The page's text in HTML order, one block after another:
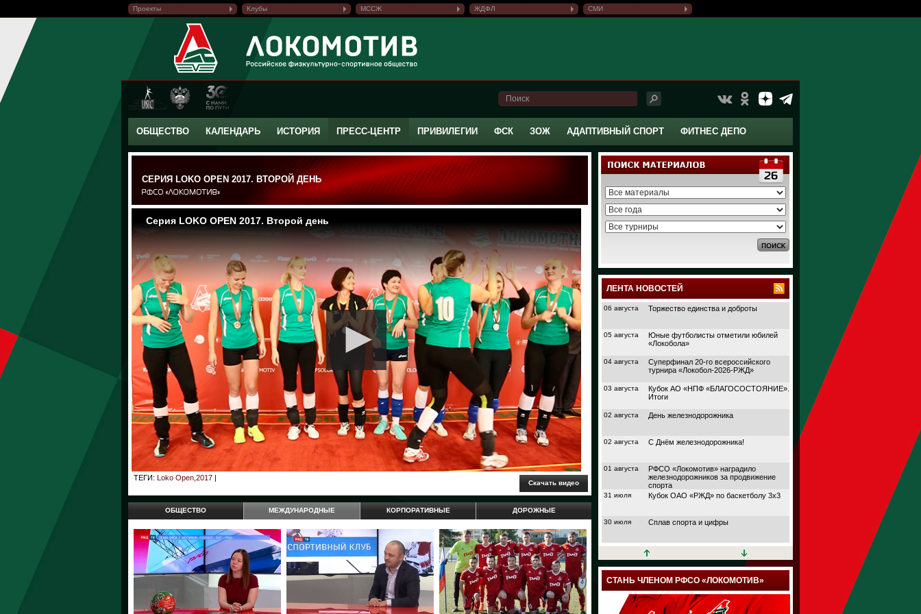
Проекты Клубы МССЖ ЖДФЛ СМИ
ОБЩЕСТВО КАЛЕНДАРЬ ИСТОРИЯ ПРЕСС-ЦЕНТР ПРИВИЛЕГИИ ФСК ЗОЖ АДАПТИВНЫЙ СПОРТ ФИТНЕС ДЕПО
СЕРИЯ LOKO OPEN 2017. ВТОРОЙ ДЕНЬ
ТЕГИ: Loko Open,2017 |
ОБЩЕСТВО МЕЖДУНАРОДНЫЕ КОРПОРАТИВНЫЕ ДОРОЖНЫЕ
ЛЕНТА НОВОСТЕЙ
06 августа Торжество единства и доброты
05 августа
Юные футболисты отметили юбилей
«Локобола»
04 августа
Суперфинал 20-го всероссийского
турнира «Локобол-2026-РЖД»
03 августа
Кубок АО «НПФ «БЛАГОСОСТОЯНИЕ».
Итоги
02 августа День железнодорожника
02 августа С Днём железнодорожника!
01 августа
РФСО «Локомотив» наградило
железнодорожников за продвижение
спорта
31 июля Кубок ОАО «РЖД» по баскетболу 3х3
30 июля Сплав спорта и цифры
27 июля
Кубок АО «НПФ
Дорога в большой спорт
23 июля Поймали волну удачи
СТАНЬ ЧЛЕНОМ РФСО «ЛОКОМОТИВ»